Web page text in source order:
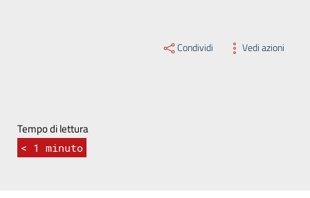
Condividi Vedi azioni
Tempo di lettura
< 1 minuto